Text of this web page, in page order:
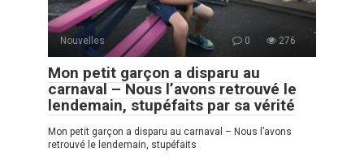
Nouvelles 0 276
Mon petit garçon a disparu au
carnaval – Nous l’avons retrouvé le
lendemain, stupéfaits par sa vérité
Mon petit garçon a disparu au carnaval – Nous l’avons
retrouvé le lendemain, stupéfaits